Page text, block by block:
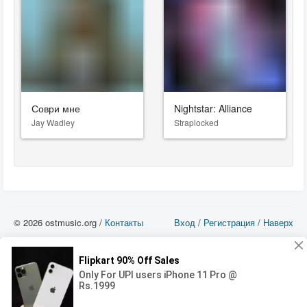
Соври мне
Jay Wadley
Nightstar: Alliance
Straplocked
Вход / Регистрация / Наверх
© 2026 ostmusic.org / Контакты
можете использовать такие материалы только в том в случае, если
использование производится с ознакомительными целями - для прочих целей
вы должны приобрести лицензионную запись.